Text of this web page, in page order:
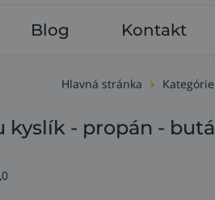
Blog Kontakt
Hlavná stránka Kategórie
kyslík - propán -